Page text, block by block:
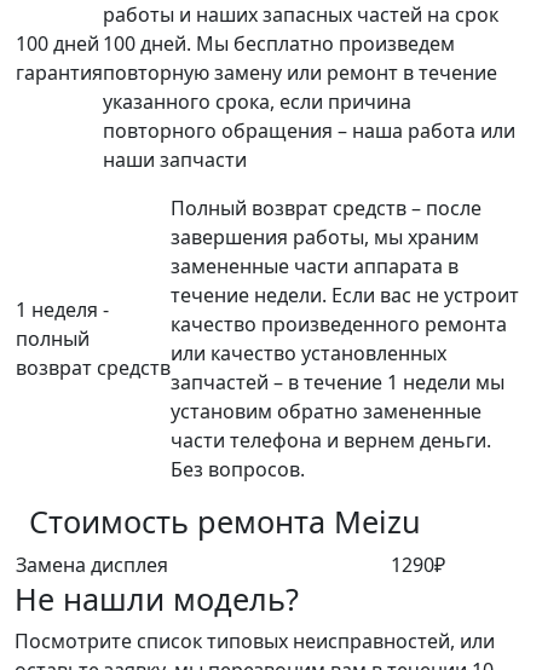
100 дней
гарантия
работы и наших запасных частей на срок
100 дней. Мы бесплатно произведем
повторную замену или ремонт в течение
указанного срока, если причина
повторного обращения – наша работа или
наши запчасти
1 неделя -
полный
возврат средств
Полный возврат средств – после
завершения работы, мы храним
замененные части аппарата в
течение недели. Если вас не устроит
качество произведенного ремонта
или качество установленных
запчастей – в течение 1 недели мы
установим обратно замененные
части телефона и вернем деньги.
Без вопросов.
Стоимость ремонта Meizu
Замена дисплея 1290₽
Не нашли модель?
Посмотрите список типовых неисправностей, или